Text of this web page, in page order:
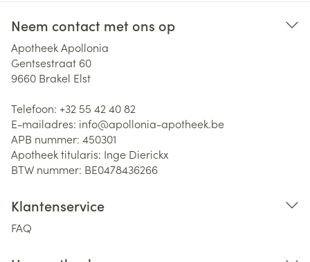
Neem contact met ons op
Apotheek Apollonia
Gentsestraat 60
9660 Brakel Elst
Telefoon: +32 55 42 40 82
E-mailadres: info@apollonia-apotheek.be
APB nummer: 450301
Apotheek titularis: Inge Dierickx
BTW nummer: BE0478436266
Klantenservice
FAQ